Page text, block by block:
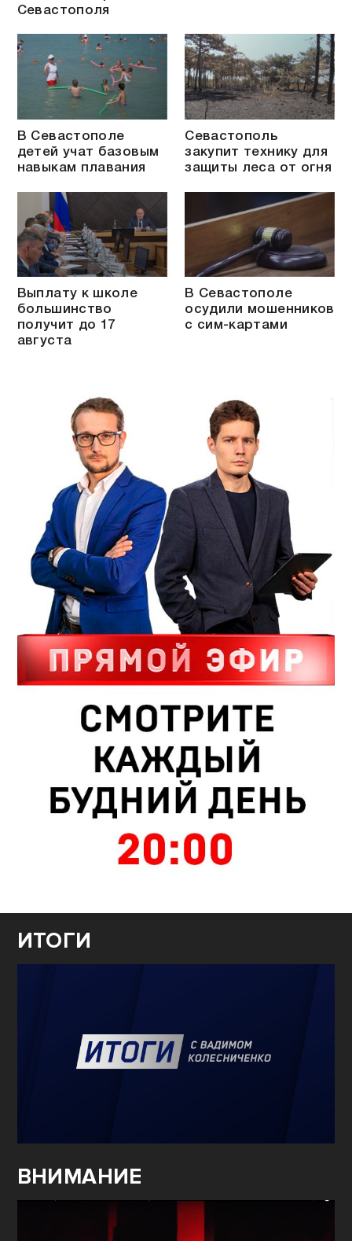
Севастополя
В Севастополе
детей учат базовым
навыкам плавания
Севастополь
закупит технику для
защиты леса от огня
Выплату к школе
большинство
получит до 17
августа
В Севастополе
осудили мошенников
с сим-картами
ИТОГИ
ВНИМАНИЕ